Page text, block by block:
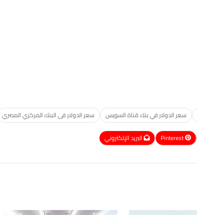
سعر الدولار في بنك قناة السويس سعر الدولار فى البنك المركزي المصري
Pinterest البريد الإلكتروني